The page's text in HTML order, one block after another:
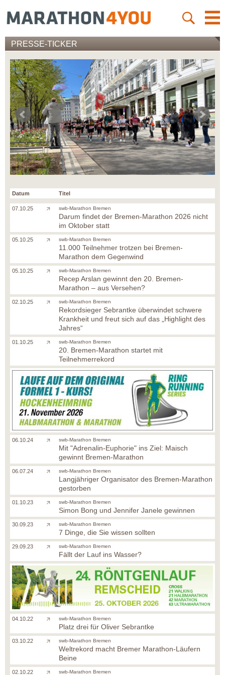
PRESSE-TICKER
Datum Titel
07.10.25 swb-Marathon Bremen
Darum findet der Bremen-Marathon 2026 nicht
im Oktober statt
05.10.25 swb-Marathon Bremen
11.000 Teilnehmer trotzen bei Bremen-
Marathon dem Gegenwind
05.10.25 swb-Marathon Bremen
Recep Arslan gewinnt den 20. Bremen-
Marathon – aus Versehen?
02.10.25 swb-Marathon Bremen
Rekordsieger Sebrantke überwindet schwere
Krankheit und freut sich auf das „Highlight des
Jahres“
01.10.25 swb-Marathon Bremen
20. Bremen-Marathon startet mit
Teilnehmerrekord
06.10.24 swb-Marathon Bremen
Mit "Adrenalin-Euphorie" ins Ziel: Maisch
gewinnt Bremen-Marathon
06.07.24 swb-Marathon Bremen
Langjähriger Organisator des Bremen-Marathon
gestorben
01.10.23 swb-Marathon Bremen
Simon Bong und Jennifer Janele gewinnen
30.09.23 swb-Marathon Bremen
7 Dinge, die Sie wissen sollten
29.09.23 swb-Marathon Bremen
Fällt der Lauf ins Wasser?
04.10.22 swb-Marathon Bremen
Platz drei für Oliver Sebrantke
03.10.22 swb-Marathon Bremen
Weltrekord macht Bremer Marathon-Läufern
Beine
02.10.22 swb-Marathon Bremen